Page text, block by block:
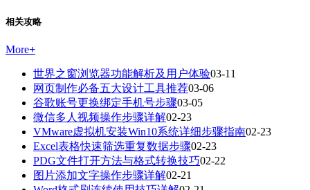
相关攻略
More+
世界之窗浏览器功能解析及用户体验03-11
网页制作必备五大设计工具推荐03-06
谷歌账号更换绑定手机号步骤03-05
微信多人视频操作步骤详解02-23
VMware虚拟机安装Win10系统详细步骤指南02-23
Excel表格快速筛选重复数据步骤02-23
PDG文件打开方法与格式转换技巧02-22
图片添加文字操作步骤详解02-21